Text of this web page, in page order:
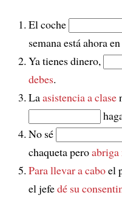
El coche
semana está ahora
Ya tienes dinero,
debes.
Laasistencia a clase
No sé
chaqueta peroabriga
Para llevar a caboel
el jefedé su